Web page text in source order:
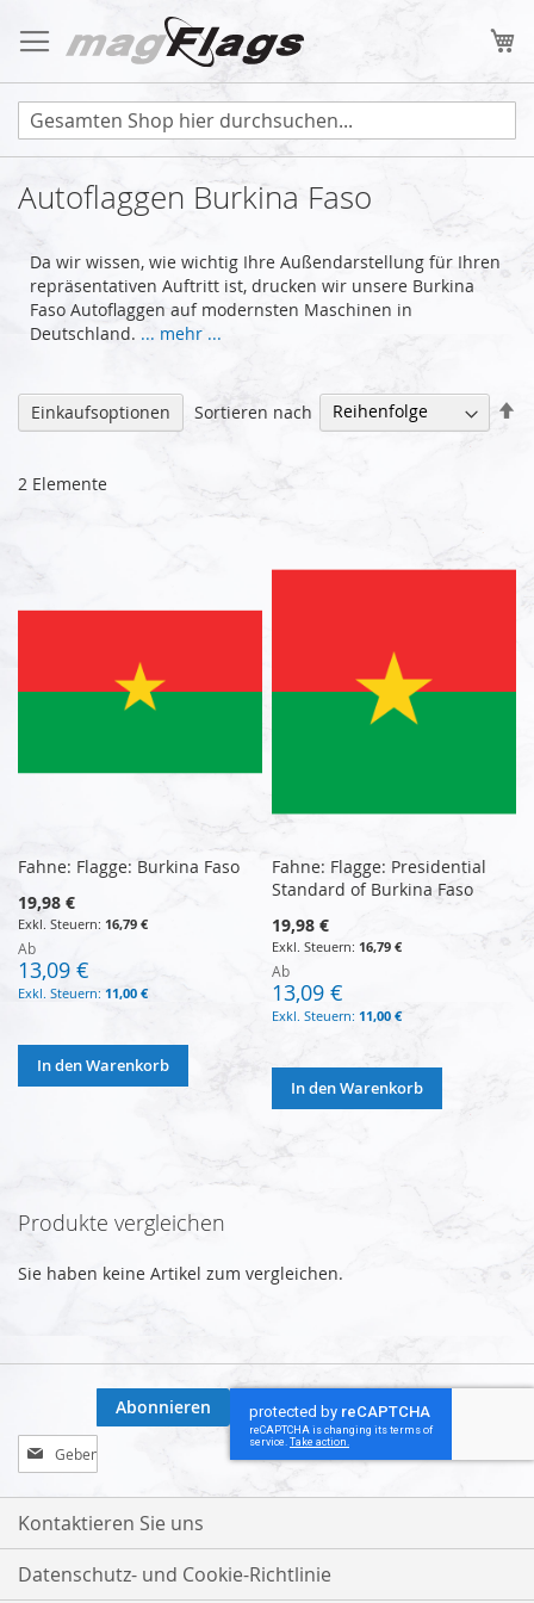
Inhalt
springen
Autoflaggen Burkina Faso
Da wir wissen, wie wichtig Ihre Außendarstellung für Ihren
repräsentativen Auftritt ist, drucken wir unsere Burkina
Faso Autoflaggen auf modernsten Maschinen in
Deutschland. ... mehr ...
2 Elemente
Sortieren nach
Fahne: Flagge: Burkina Faso
19,98 €
16,79 €
Ab
13,09 €
11,00 €
In den Warenkorb
Fahne: Flagge: Presidential
Standard of Burkina Faso
19,98 €
16,79 €
Ab
13,09 €
11,00 €
In den Warenkorb
Einkaufsoptionen
Produkte vergleichen
Sie haben keine Artikel zum vergleichen.
Melden
Sie
sich
für
Newsletter
an:
Abonnieren
Kontaktieren Sie uns
Datenschutz- und Cookie-Richtlinie